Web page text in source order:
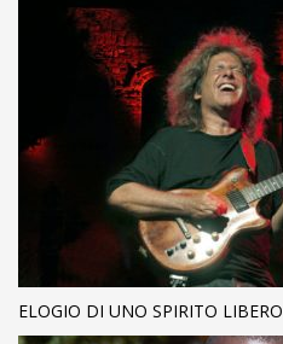
ELOGIO DI UNO SPIRITO LIBERO